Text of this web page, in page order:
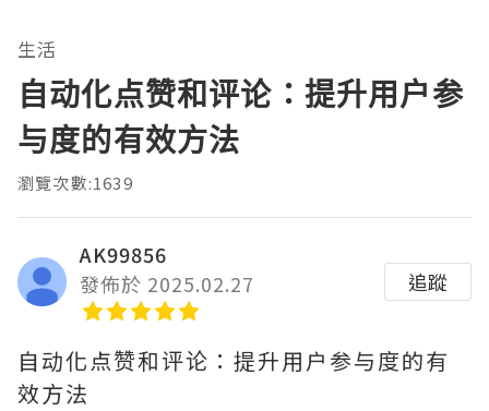
生活
自动化点赞和评论：提升用户参
与度的有效方法
瀏覽次數:1639
AK99856
發佈於 2025.02.27
追蹤
自动化点赞和评论：提升用户参与度的有
效方法